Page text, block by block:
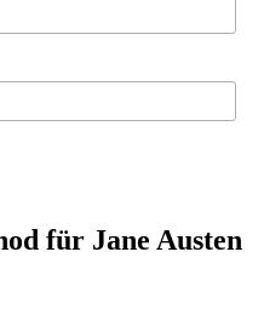
für Jane Austen